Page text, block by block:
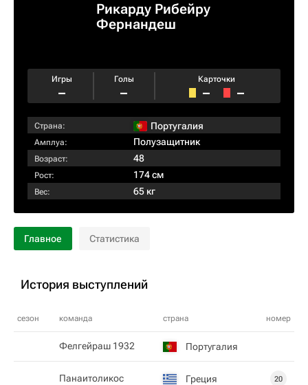
Рикарду Рибейру
Фернандеш
Игры
–
Голы
–
Карточки
– –
Страна: Португалия
Амплуа: Полузащитник
Возраст: 48
Рост: 174 см
Вес: 65 кг
Главное Статистика
История выступлений
сезон команда страна номер
Фелгейраш 1932 Португалия
Панаитоликос Греция 20